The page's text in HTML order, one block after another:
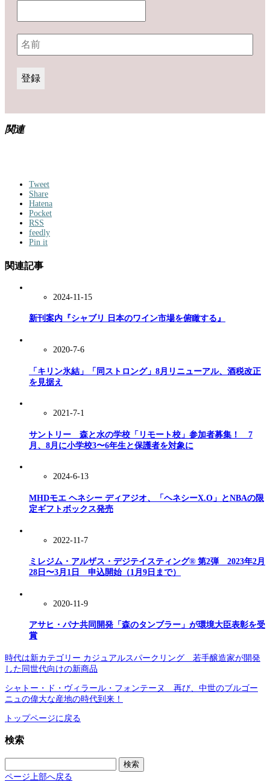
関連
Tweet
Share
Hatena
Pocket
RSS
feedly
Pin it
関連記事
2024-11-15
新刊案内『シャブリ 日本のワイン市場を俯瞰する』
2020-7-6
「キリン氷結」「同ストロング」8月リニューアル、酒税改正
を見据え
2021-7-1
サントリー 森と水の学校「リモート校」参加者募集！ 7
月、8月に小学校3〜6年生と保護者を対象に
2024-6-13
MHDモエ ヘネシー ディアジオ、「ヘネシーX.O」とNBAの限
定ギフトボックス発売
2022-11-7
ミレジム・アルザス・デジテイスティング® 第2弾 2023年2月
28日〜3月1日 申込開始（1月9日まで）
2020-11-9
アサヒ・パナ共同開発「森のタンブラー」が環境大臣表彰を受
賞
時代は新カテゴリー カジュアルスパークリング 若手醸造家が開発
した同世代向けの新商品
シャトー・ド・ヴィラール・フォンテーヌ 再び、中世のブルゴー
ニュの偉大な産地の時代到来！
トップページに戻る
検索
索:
ページ上部へ戻る